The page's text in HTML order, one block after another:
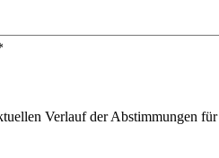
Verlauf der Abstimmungen für